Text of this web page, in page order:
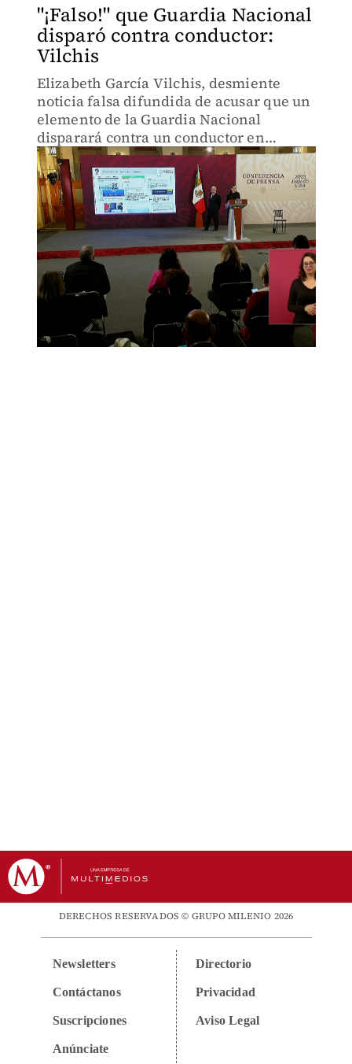
"¡Falso!" que Guardia Nacional
disparó contra conductor:
Vilchis
Elizabeth García Vilchis, desmiente
noticia falsa difundida de acusar que un
elemento de la Guardia Nacional
disparará contra un conductor en
Hermosillo, Sonora, aclara que solo
hubo un impacto entre vehículos,
porque el conductor decidió huir.
DERECHOS RESERVADOS © GRUPO MILENIO 2026
Newsletters
Contáctanos
Suscripciones
Anúnciate
Directorio
Privacidad
Aviso Legal